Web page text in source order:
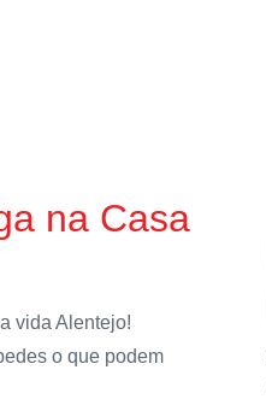
na Casa
vida Alentejo!
o que podem